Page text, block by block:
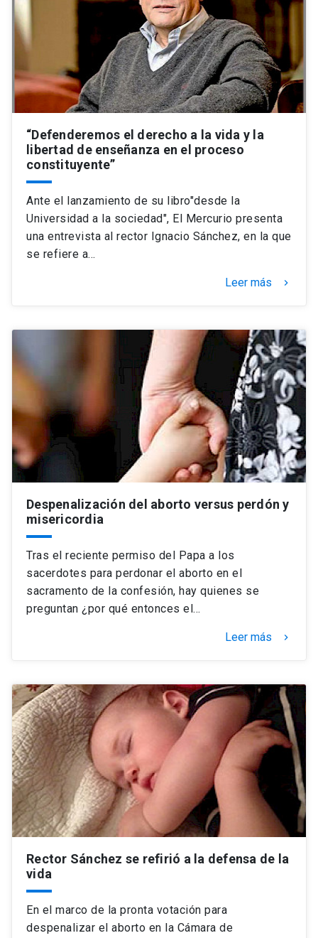
“Defenderemos el derecho a la vida y la
libertad de enseñanza en el proceso
constituyente”
Ante el lanzamiento de su libro"desde la
Universidad a la sociedad", El Mercurio presenta
una entrevista al rector Ignacio Sánchez, en la que
se refiere a…
Leer más keyboard_arrow_right
Despenalización del aborto versus perdón y
misericordia
Tras el reciente permiso del Papa a los
sacerdotes para perdonar el aborto en el
sacramento de la confesión, hay quienes se
preguntan ¿por qué entonces el…
Leer más keyboard_arrow_right
Rector Sánchez se refirió a la defensa de la
vida
En el marco de la pronta votación para
despenalizar el aborto en la Cámara de